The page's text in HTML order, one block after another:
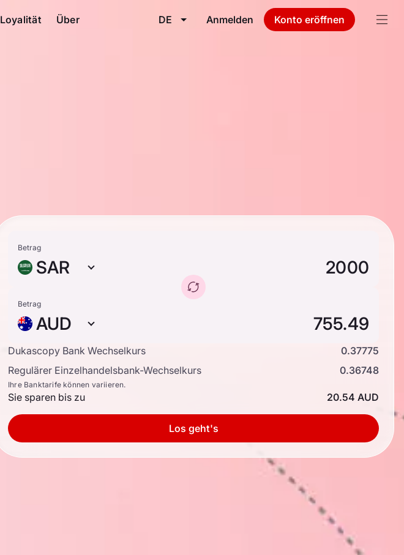
Loyalität Über DE Anmelden Konto eröffnen
Betrag
SAR
Betrag
AUD
Dukascopy Bank Wechselkurs
0.37775
Regulärer Einzelhandelsbank-Wechselkurs
0.36748
Ihre Banktarife können variieren.
Sie sparen bis zu 20.54 AUD
Los geht's